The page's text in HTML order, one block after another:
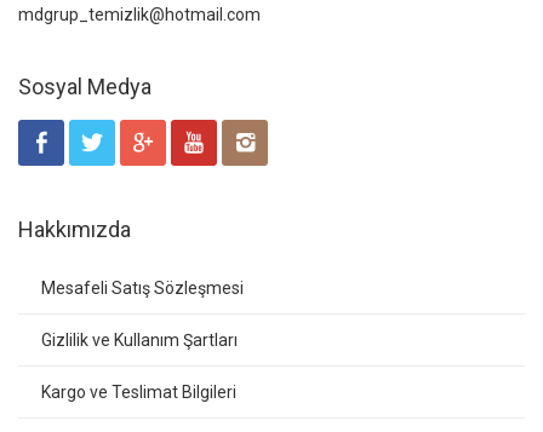
mdgrup_temizlik@hotmail.com
Sosyal Medya
Hakkımızda
Mesafeli Satış Sözleşmesi
Gizlilik ve Kullanım Şartları
Kargo ve Teslimat Bilgileri